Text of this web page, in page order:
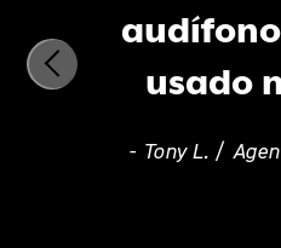
usado
- Tony L. /